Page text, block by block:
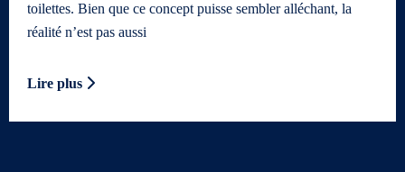
toilettes. Bien que ce concept puisse sembler alléchant, la
réalité n’est pas aussi
Lire plus